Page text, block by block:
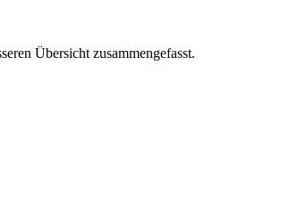
Übersicht zusammengefasst.